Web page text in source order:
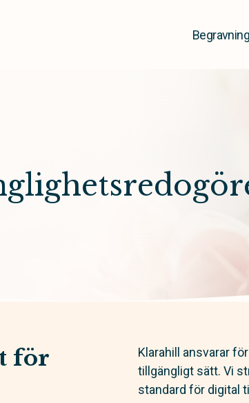
Begravning
för
Klarahill ansvarar
tillgängligt sätt. Vi
standard för digital